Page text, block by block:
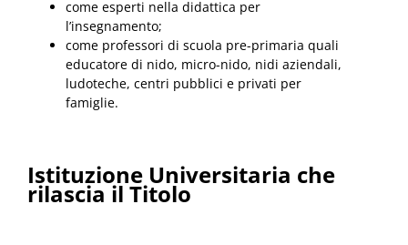
come esperti nella didattica per
l’insegnamento;
come professori di scuola pre-primaria quali
educatore di nido, micro-nido, nidi aziendali,
ludoteche, centri pubblici e privati per
famiglie.
Istituzione Universitaria che
rilascia il Titolo